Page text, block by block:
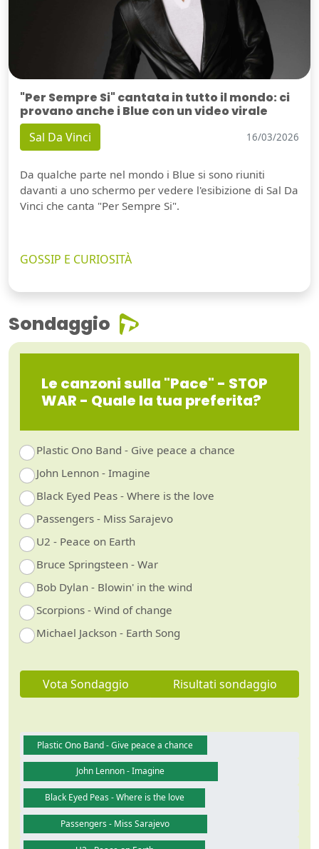
"Per Sempre Si" cantata in tutto il mondo: ci
provano anche i Blue con un video virale
Sal Da Vinci 16/03/2026
Da qualche parte nel mondo i Blue si sono riuniti
davanti a uno schermo per vedere l'esibizione di Sal Da
Vinci che canta "Per Sempre Si".
GOSSIP E CURIOSITÀ
Sondaggio
Le canzoni sulla "Pace" - STOP
WAR - Quale la tua preferita?
Plastic Ono Band - Give peace a chance
John Lennon - Imagine
Black Eyed Peas - Where is the love
Passengers - Miss Sarajevo
U2 - Peace on Earth
Bruce Springsteen - War
Bob Dylan - Blowin' in the wind
Scorpions - Wind of change
Michael Jackson - Earth Song
Vota Sondaggio Risultati sondaggio
Plastic Ono Band - Give peace a chance
John Lennon - Imagine
Black Eyed Peas - Where is the love
Passengers - Miss Sarajevo